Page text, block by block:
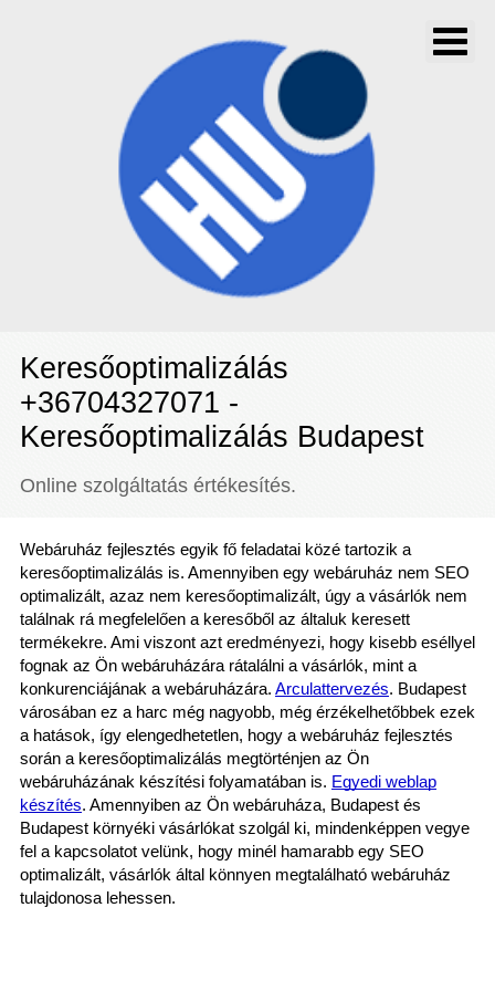
Keresőoptimalizálás
+36704327071 -
Keresőoptimalizálás Budapest
Online szolgáltatás értékesítés.
Webáruház fejlesztés egyik fő feladatai közé tartozik a
keresőoptimalizálás is. Amennyiben egy webáruház nem SEO
optimalizált, azaz nem keresőoptimalizált, úgy a vásárlók nem
találnak rá megfelelően a keresőből az általuk keresett
termékekre. Ami viszont azt eredményezi, hogy kisebb eséllyel
fognak az Ön webáruházára rátalálni a vásárlók, mint a
konkurenciájának a webáruházára. Arculattervezés. Budapest
városában ez a harc még nagyobb, még érzékelhetőbbek ezek
a hatások, így elengedhetetlen, hogy a webáruház fejlesztés
során a keresőoptimalizálás megtörténjen az Ön
webáruházának készítési folyamatában is. Egyedi weblap
készítés. Amennyiben az Ön webáruháza, Budapest és
Budapest környéki vásárlókat szolgál ki, mindenképpen vegye
fel a kapcsolatot velünk, hogy minél hamarabb egy SEO
optimalizált, vásárlók által könnyen megtalálható webáruház
tulajdonosa lehessen.